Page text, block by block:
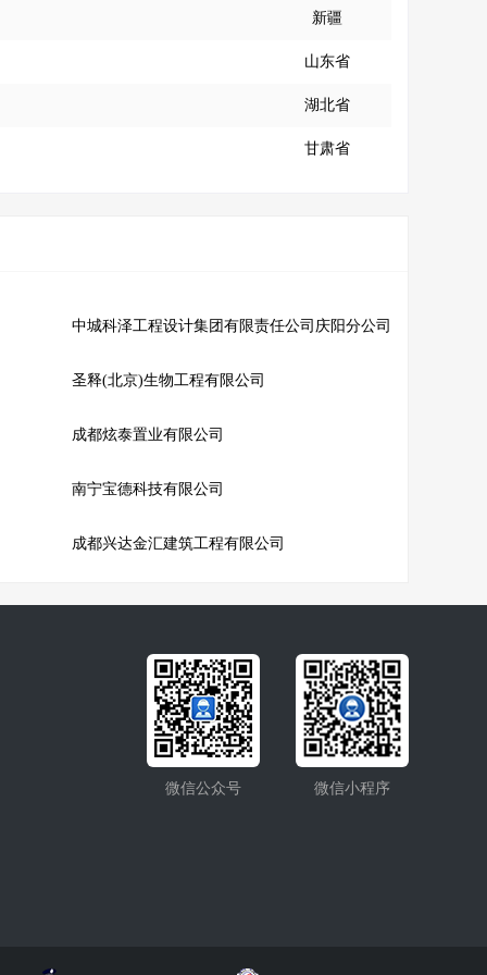
新疆
山东省
湖北省
甘肃省
中城科泽工程设计集团有限责任公司庆阳分公司
圣释(北京)生物工程有限公司
成都炫泰置业有限公司
南宁宝德科技有限公司
成都兴达金汇建筑工程有限公司
微信公众号 微信小程序